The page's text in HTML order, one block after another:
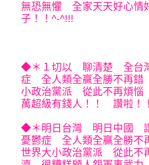
無恐無懼 全家天天好心情
子！！^-^!!!
◆＊１切以 聊清楚 全台
症 全人類全贏全勝不再
小政治黨派 從此不再煩
萬超級有錢人！！ 讚啦！
◆＊明日台灣 明日中國
憂鬱症 全人類全贏全勝
世界大小政治黨派 從此